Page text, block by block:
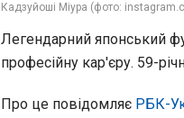
Кадзуйоші Міура (фото:
Легендарний японський
професійну кар'єру. 59-
Про це повідомляє РБК-